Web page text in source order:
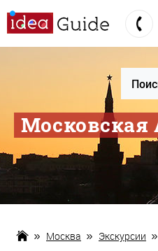
Московская
Москва Экскурсии